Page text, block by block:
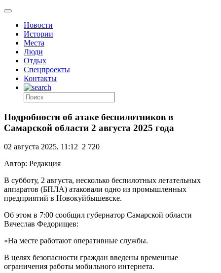
Новости
Истории
Места
Люди
Отдых
Спецпроекты
Контакты
Подробности об атаке беспилотников в
Самарской области 2 августа 2025 года
02 августа 2025, 11:12 2 720
Автор: Редакция
В субботу, 2 августа, несколько беспилотных летательных
аппаратов (БПЛА) атаковали одно из промышленных
предприятий в Новокуйбышевске.
Об этом в 7:00 сообщил губернатор Самарской области
Вячеслав Федорищев:
«На месте работают оперативные службы.
В целях безопасности граждан введены временные
ограничения работы мобильного интернета.